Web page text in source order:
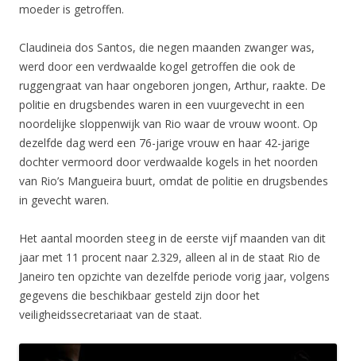
moeder is getroffen.
Claudineia dos Santos, die negen maanden zwanger was,
werd door een verdwaalde kogel getroffen die ook de
ruggengraat van haar ongeboren jongen, Arthur, raakte. De
politie en drugsbendes waren in een vuurgevecht in een
noordelijke sloppenwijk van Rio waar de vrouw woont. Op
dezelfde dag werd een 76-jarige vrouw en haar 42-jarige
dochter vermoord door verdwaalde kogels in het noorden
van Rio’s Mangueira buurt, omdat de politie en drugsbendes
in gevecht waren.
Het aantal moorden steeg in de eerste vijf maanden van dit
jaar met 11 procent naar 2.329, alleen al in de staat Rio de
Janeiro ten opzichte van dezelfde periode vorig jaar, volgens
gegevens die beschikbaar gesteld zijn door het
veiligheidssecretariaat van de staat.